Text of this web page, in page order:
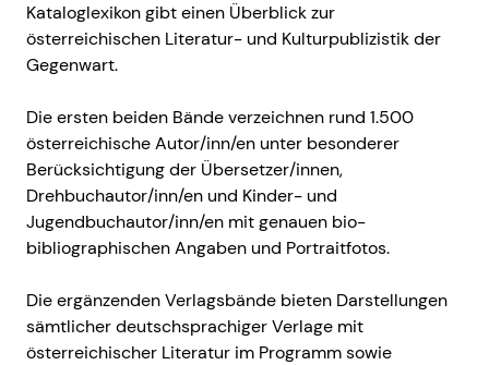
Kataloglexikon gibt einen Überblick zur
österreichischen Literatur- und Kulturpublizistik der
Gegenwart.
Die ersten beiden Bände verzeichnen rund 1.500
österreichische Autor/inn/en unter besonderer
Berücksichtigung der Übersetzer/innen,
Drehbuchautor/inn/en und Kinder- und
Jugendbuchautor/inn/en mit genauen bio-
bibliographischen Angaben und Portraitfotos.
Die ergänzenden Verlagsbände bieten Darstellungen
sämtlicher deutschsprachiger Verlage mit
österreichischer Literatur im Programm sowie